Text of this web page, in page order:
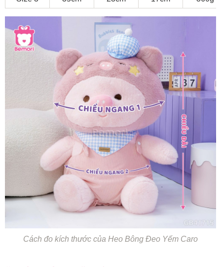
Cách đo kích thước của Heo Bông Đeo Yếm Caro